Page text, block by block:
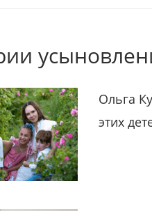
Ольга
этих